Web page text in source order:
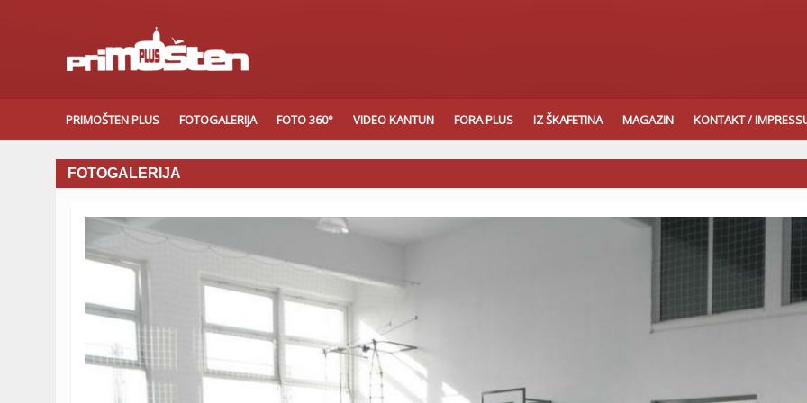
PRIMOŠTEN PLUS FOTOGALERIJA FOTO 360° VIDEO KANTUN FORA PLUS IZ ŠKAFETINA MAGAZIN KONTAKT /
FOTOGALERIJA